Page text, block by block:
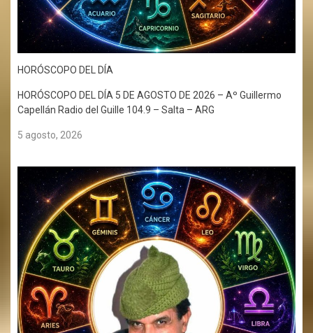
HORÓSCOPO DEL DÍA
HORÓSCOPO DEL DÍA 5 DE AGOSTO DE 2026 – Aº Guillermo
Capellán Radio del Guille 104.9 – Salta – ARG
5 agosto, 2026